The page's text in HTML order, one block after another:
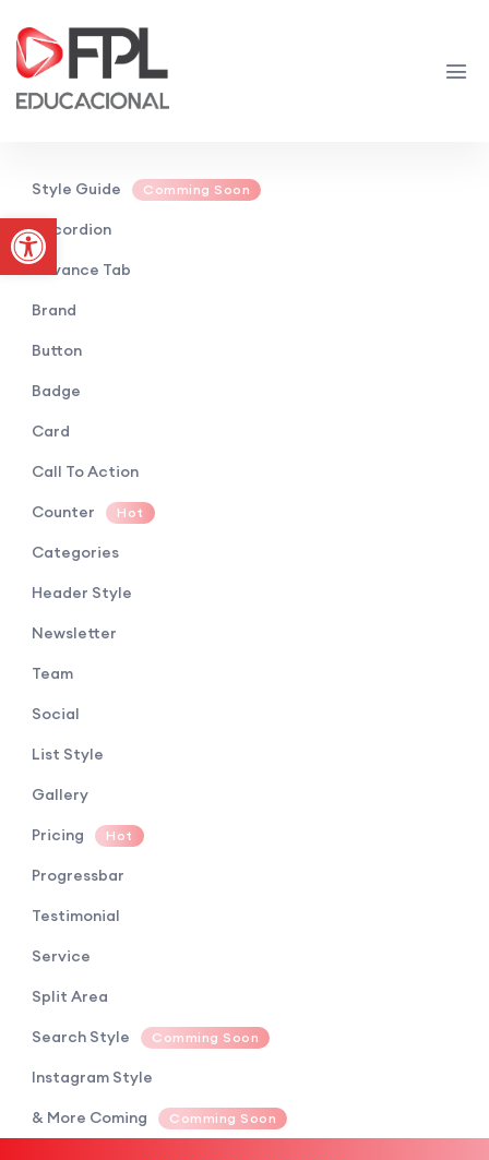
Style Guide Comming Soon
Accordion
Advance Tab
Brand
Button
Badge
Card
Call To Action
Counter Hot
Categories
Header Style
Newsletter
Team
Social
List Style
Gallery
Pricing Hot
Progressbar
Testimonial
Service
Split Area
Search Style Comming Soon
Instagram Style
& More Coming Comming Soon
Abrir a barra de ferramentas